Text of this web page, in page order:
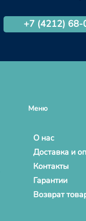
+7 (4212)
Меню
О нас
Доставка и
Контакты
Гарантии
Возврат